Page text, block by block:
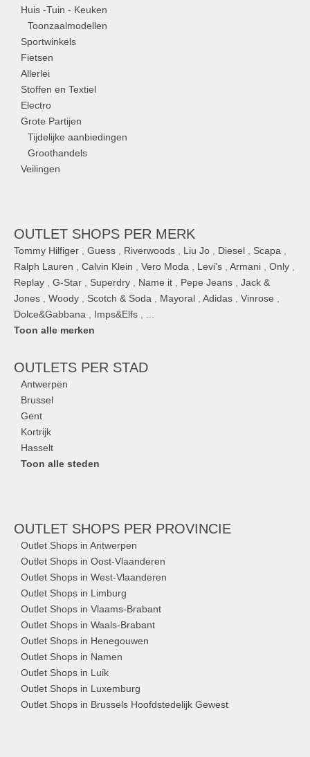
Huis -Tuin - Keuken
Toonzaalmodellen
Sportwinkels
Fietsen
Allerlei
Stoffen en Textiel
Electro
Grote Partijen
Tijdelijke aanbiedingen
Groothandels
Veilingen
OUTLET SHOPS PER MERK
Tommy Hilfiger Guess Riverwoods Liu Jo Diesel Scapa
Ralph Lauren
Calvin Klein Vero Moda Levi's Armani Only
Replay
G-Star Superdry Name it Pepe Jeans
Jack &
Jones
Woody Scotch & Soda Mayoral Adidas Vinrose
Dolce&Gabbana
Imps&Elfs
Toon alle merken
OUTLETS PER STAD
Antwerpen
Brussel
Gent
Kortrijk
Hasselt
Toon alle steden
OUTLET SHOPS PER PROVINCIE
Outlet Shops in Antwerpen
Outlet Shops in Oost-Vlaanderen
Outlet Shops in West-Vlaanderen
Outlet Shops in Limburg
Outlet Shops in Vlaams-Brabant
Outlet Shops in Waals-Brabant
Outlet Shops in Henegouwen
Outlet Shops in Namen
Outlet Shops in Luik
Outlet Shops in Luxemburg
Outlet Shops in Brussels Hoofdstedelijk Gewest